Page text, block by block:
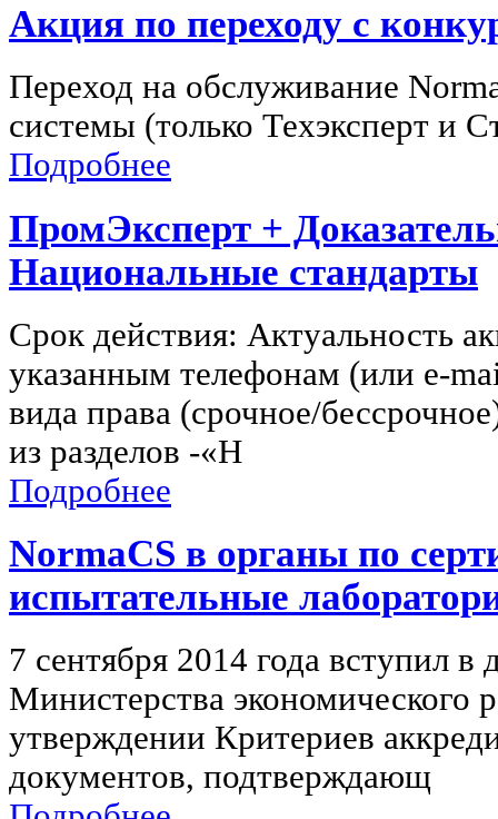
Акция по переходу с
Переход на обслуживание
системы (только Техэксперт и
Подробнее
ПромЭксперт +
Национальные стандарты
Срок действия: Актуальность
указанным телефонам (или e-
вида права (срочное/
из разделов -«Н
Подробнее
NormaCS в органы по
испытательные
7 сентября 2014 года вступил в
Министерства
утверждении Критериев
документов, подтверждающ